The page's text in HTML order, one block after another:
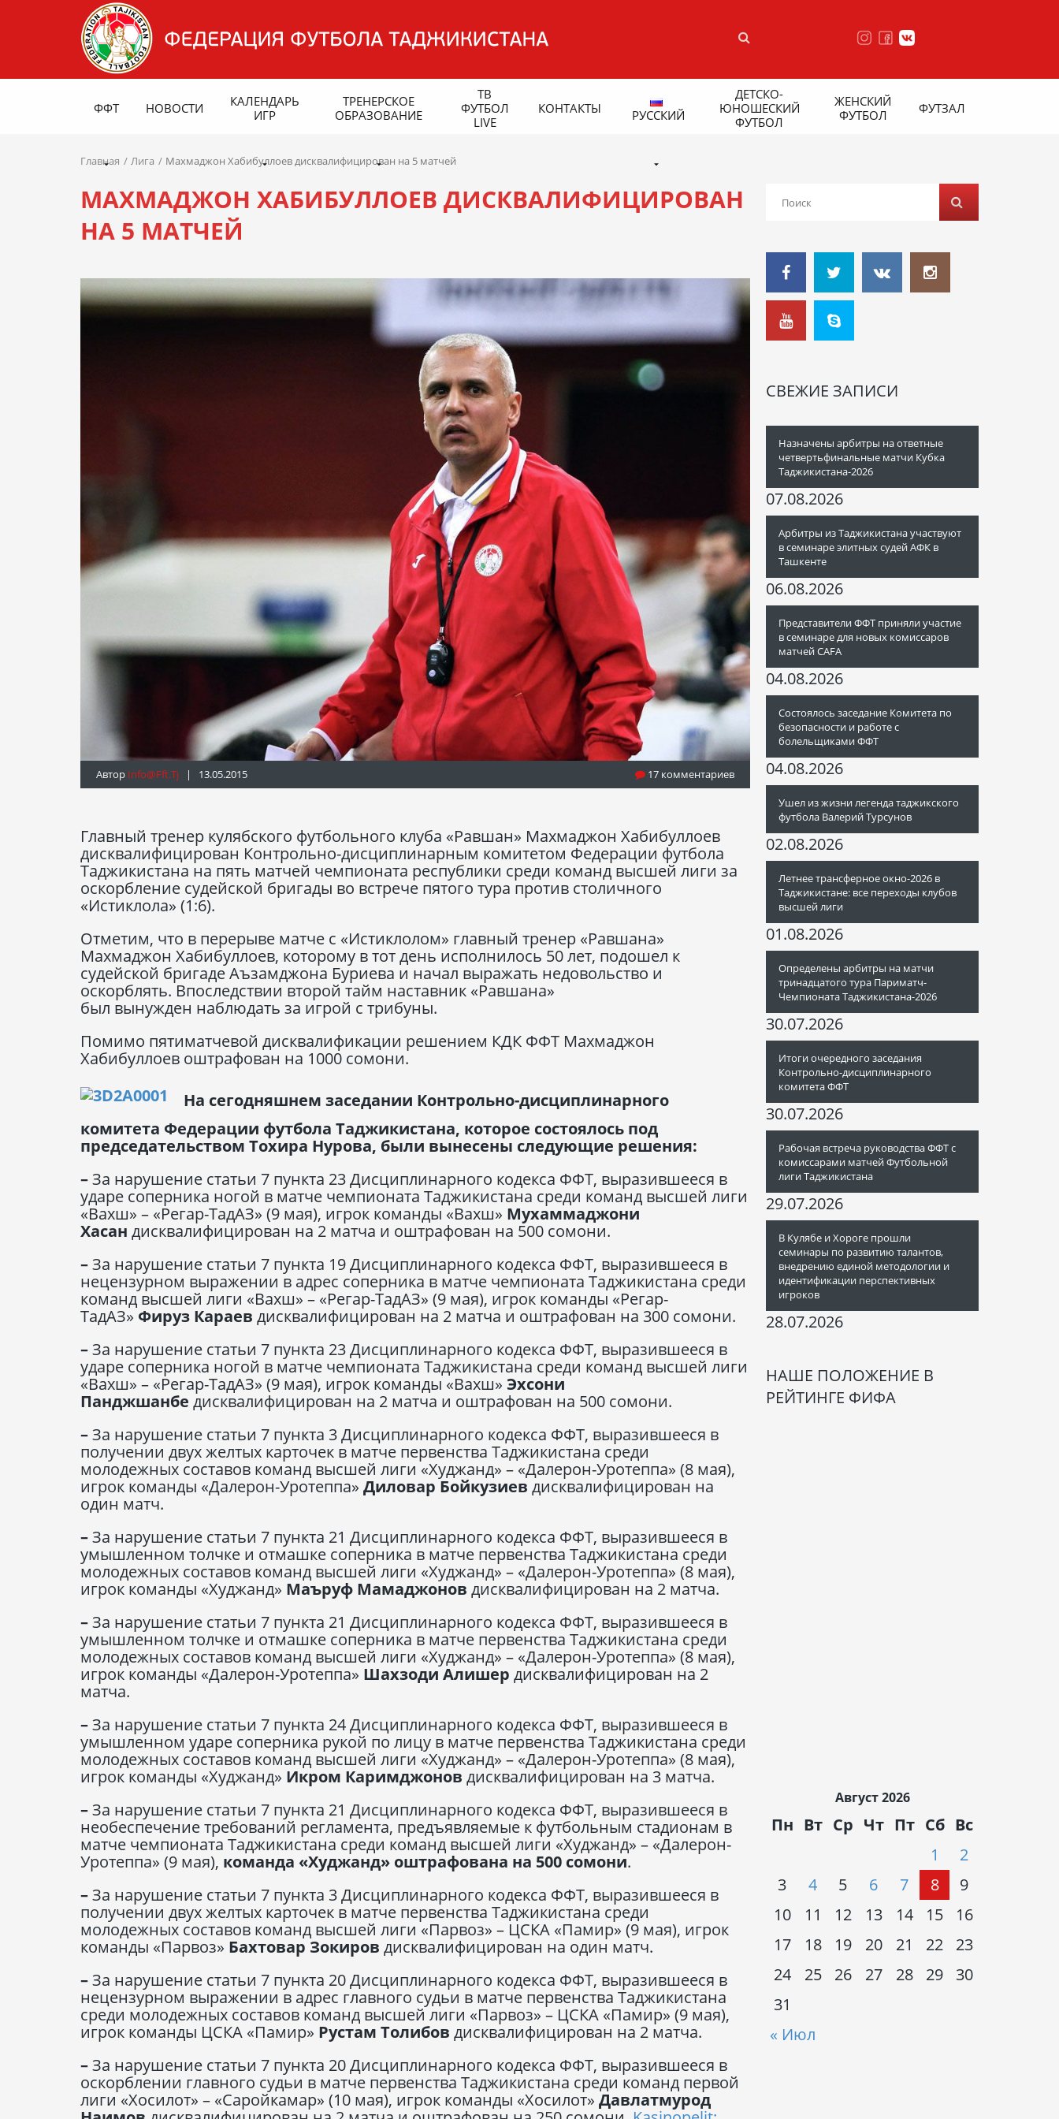
ФФТ НОВОСТИ
КАЛЕНДАРЬ
ИГР
ТРЕНЕРСКОЕ
ОБРАЗОВАНИЕ
ТВ
ФУТБОЛ
LIVE
КОНТАКТЫ РУССКИЙ
ДЕТСКО-
ЮНОШЕСКИЙ
ФУТБОЛ
ЖЕНСКИЙ
ФУТБОЛ
ФУТЗАЛ
Главная Лига Махмаджон Хабибуллоев дисквалифицирован на 5 матчей
МАХМАДЖОН ХАБИБУЛЛОЕВ ДИСКВАЛИФИЦИРОВАН
НА 5 МАТЧЕЙ
Автор Info@fft.tj | 13.05.2015 17 комментариев
Главный тренер кулябского футбольного клуба «Равшан» Махмаджон Хабибуллоев
дисквалифицирован Контрольно-дисциплинарным комитетом Федерации футбола
Таджикистана на пять матчей чемпионата республики среди команд высшей лиги за
оскорбление судейской бригады во встрече пятого тура против столичного
«Истиклола» (1:6).
Отметим, что в перерыве матче с «Истиклолом» главный тренер «Равшана»
Махмаджон Хабибуллоев, которому в тот день исполнилось 50 лет, подошел к
судейской бригаде Аъзамджона Буриева и начал выражать недовольство и
оскорблять. Впоследствии второй тайм наставник «Равшана»
был вынужден наблюдать за игрой с трибуны.
Помимо пятиматчевой дисквалификации решением КДК ФФТ Махмаджон
Хабибуллоев оштрафован на 1000 сомони.
На сегодняшнем заседании Контрольно-дисциплинарного
комитета Федерации футбола Таджикистана, которое состоялось под
председательством Тохира Нурова, были вынесены следующие решения:
–За нарушение статьи 7 пункта 23 Дисциплинарного кодекса ФФТ, выразившееся в
ударе соперника ногой в матче чемпионата Таджикистана среди команд высшей лиги
«Вахш» – «Регар-ТадАЗ» (9 мая), игрок команды «Вахш» Мухаммаджони
Хасан дисквалифицирован на 2 матча и оштрафован на 500 сомони.
–За нарушение статьи 7 пункта 19 Дисциплинарного кодекса ФФТ, выразившееся в
нецензурном выражении в адрес соперника в матче чемпионата Таджикистана среди
команд высшей лиги «Вахш» – «Регар-ТадАЗ» (9 мая), игрок команды «Регар-
ТадАЗ» Фируз Караев дисквалифицирован на 2 матча и оштрафован на 300 сомони.
–За нарушение статьи 7 пункта 23 Дисциплинарного кодекса ФФТ, выразившееся в
ударе соперника ногой в матче чемпионата Таджикистана среди команд высшей лиги
«Вахш» – «Регар-ТадАЗ» (9 мая), игрок команды «Вахш» Эхсони
Панджшанбе дисквалифицирован на 2 матча и оштрафован на 500 сомони.
–За нарушение статьи 7 пункта 3 Дисциплинарного кодекса ФФТ, выразившееся в
получении двух желтых карточек в матче первенства Таджикистана среди
молодежных составов команд высшей лиги «Худжанд» – «Далерон-Уротеппа» (8 мая),
игрок команды «Далерон-Уротеппа» Диловар Бойкузиев дисквалифицирован на
один матч.
–За нарушение статьи 7 пункта 21 Дисциплинарного кодекса ФФТ, выразившееся в
умышленном толчке и отмашке соперника в матче первенства Таджикистана среди
молодежных составов команд высшей лиги «Худжанд» – «Далерон-Уротеппа» (8 мая),
игрок команды «Худжанд» Маъруф Мамаджонов дисквалифицирован на 2 матча.
–За нарушение статьи 7 пункта 21 Дисциплинарного кодекса ФФТ, выразившееся в
умышленном толчке и отмашке соперника в матче первенства Таджикистана среди
молодежных составов команд высшей лиги «Худжанд» – «Далерон-Уротеппа» (8 мая),
игрок команды «Далерон-Уротеппа» Шахзоди Алишер дисквалифицирован на 2
матча.
–За нарушение статьи 7 пункта 24 Дисциплинарного кодекса ФФТ, выразившееся в
умышленном ударе соперника рукой по лицу в матче первенства Таджикистана среди
молодежных составов команд высшей лиги «Худжанд» – «Далерон-Уротеппа» (8 мая),
игрок команды «Худжанд» Икром Каримджонов дисквалифицирован на 3 матча.
–За нарушение статьи 7 пункта 21 Дисциплинарного кодекса ФФТ, выразившееся в
необеспечение требований регламента, предъявляемые к футбольным стадионам в
матче чемпионата Таджикистана среди команд высшей лиги «Худжанд» – «Далерон-
Уротеппа» (9 мая), команда «Худжанд» оштрафована на 500 сомони.
–За нарушение статьи 7 пункта 3 Дисциплинарного кодекса ФФТ, выразившееся в
получении двух желтых карточек в матче первенства Таджикистана среди
молодежных составов команд высшей лиги «Парвоз» – ЦСКА «Памир» (9 мая), игрок
команды «Парвоз» Бахтовар Зокиров дисквалифицирован на один матч.
–За нарушение статьи 7 пункта 20 Дисциплинарного кодекса ФФТ, выразившееся в
нецензурном выражении в адрес главного судьи в матче первенства Таджикистана
среди молодежных составов команд высшей лиги «Парвоз» – ЦСКА «Памир» (9 мая),
игрок команды ЦСКА «Памир» Рустам Толибов дисквалифицирован на 2 матча.
–За нарушение статьи 7 пункта 20 Дисциплинарного кодекса ФФТ, выразившееся в
оскорблении главного судьи в матче первенства Таджикистана среди команд первой
лиги «Хосилот» – «Саройкамар» (10 мая), игрок команды «Хосилот» Давлатмурод
СВЕЖИЕ ЗАПИСИ
Назначены арбитры на ответные
четвертьфинальные матчи Кубка
Таджикистана-2026
07.08.2026
Арбитры из Таджикистана участвуют
в семинаре элитных судей АФК в
Ташкенте
06.08.2026
Представители ФФТ приняли участие
в семинаре для новых комиссаров
матчей CAFA
04.08.2026
Состоялось заседание Комитета по
безопасности и работе с
болельщиками ФФТ
04.08.2026
Ушел из жизни легенда таджикского
футбола Валерий Турсунов
02.08.2026
Летнее трансферное окно-2026 в
Таджикистане: все переходы клубов
высшей лиги
01.08.2026
Определены арбитры на матчи
тринадцатого тура Париматч-
Чемпионата Таджикистана-2026
30.07.2026
Итоги очередного заседания
Контрольно-дисциплинарного
комитета ФФТ
30.07.2026
Рабочая встреча руководства ФФТ с
комиссарами матчей Футбольной
лиги Таджикистана
29.07.2026
В Кулябе и Хороге прошли
семинары по развитию талантов,
внедрению единой методологии и
идентификации перспективных
игроков
28.07.2026
НАШЕ ПОЛОЖЕНИЕ В
РЕЙТИНГЕ ФИФА
Август 2026
Пн Вт Ср Чт Пт Сб Вс
« Июл
1
2
3
4 5 6 7 8
9
10
11 12 13 14 15
16
17
18 19 20 21 22
23
24
25 26 27 28 29
30
31